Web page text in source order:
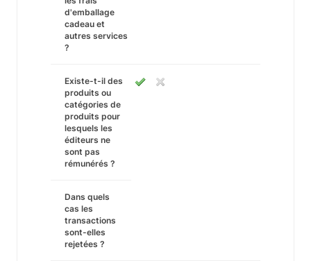
d'emballage
cadeau et
autres services
?
Existe-t-il des
produits ou
catégories de
produits pour
lesquels les
éditeurs ne
sont pas
rémunérés ?
Dans quels
cas les
transactions
sont-elles
rejetées ?